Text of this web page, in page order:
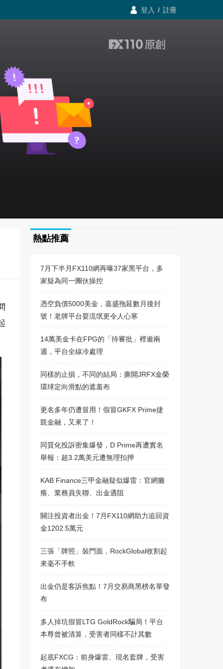
 登入
熱點推薦
7月下半月FX110網再曝37家黑平台，多
家疑為同一團伙操控
憑空負債5000美金，嘉盛拖延數月後封
號！老牌平台耍流氓更令人心寒
14萬美金卡在FPG的「待審批」裡逾兩
週，平台全線冷處理
同樣的止損，不同的結局：撕開JRFX金榮
環球定向滑點的遮羞布
更名多年仍遭冒用！假冒GKFX Prime捷
凱金融，又來了！
同質化投訴密集爆發，D Prime再遭實名
舉報：超3.2萬美元遭無理扣押
KAB Finance三甲金融疑似爆雷：官網癱
瘓、業務員失聯、出金遇阻
關注投資者出金！7月FX110網助力追回資
金1202.5萬元
三張「牌照」裝門面，RockGlobal收割起
來毫不手軟
出金仍是客訴焦點！7月交易商黑榜名單發
布
多人掉坑假冒LTG GoldRock騙局！平台
本尊曾被清算，受害者同樣不計其數
起底FXCG：前身爆雷、現名套牌，受害
 登入 / 註冊